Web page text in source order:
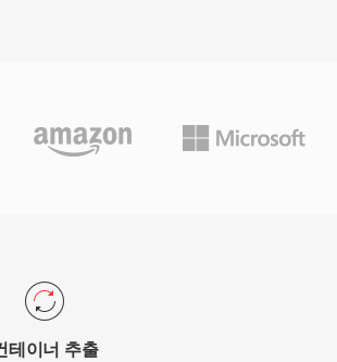
, 8 kHz부터 96 kHz까지의 샘플레이트와 최대 48
성 통화부터 서라운드 사운드까지 모든 용도에 적
테이너 추출